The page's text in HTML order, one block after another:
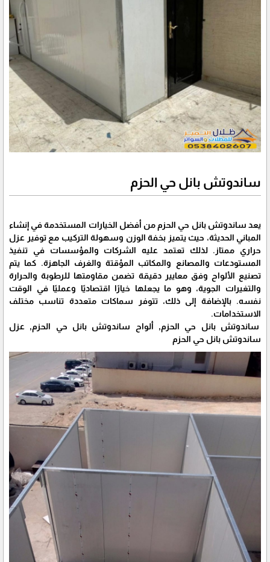
ساندوتش بانل حي الحزم
يعد ساندوتش بانل حي الحزم من أفضل الخيارات المستخدمة في إنشاء
المباني الحديثة، حيث يتميز بخفة الوزن وسهولة التركيب مع توفير عزل
حراري ممتاز. لذلك تعتمد عليه الشركات والمؤسسات في تنفيذ
المستودعات والمصانع والمكاتب المؤقتة والغرف الجاهزة. كما يتم
تصنيع الألواح وفق معايير دقيقة تضمن مقاومتها للرطوبة والحرارة
والتغيرات الجوية، وهو ما يجعلها خيارًا اقتصاديًا وعمليًا في الوقت
نفسه. بالإضافة إلى ذلك، تتوفر سماكات متعددة تناسب مختلف
الاستخدامات.
ساندوتش بانل حي الحزم, ألواح ساندوتش بانل حي الحزم, عزل
ساندوتش بانل حي الحزم